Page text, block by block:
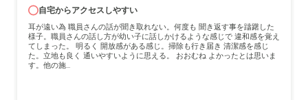
介護医療サービスについて
腰痛と便秘で長年悩んでいたが、必要な時はすぐに医療施
設と連携を取ってくれる。細かな連絡も助かる。
自宅からアクセスしやすい
耳が遠い為 職員さんの話が聞き取れない。何度も 聞き返す事を躊躇した
様子。職員さんの話し方が幼い子に話しかけるような感じで 違和感を覚え
てしまった。 明るく 開放感がある感じ。掃除も行き届き 清潔感を感じ
た。立地も良く 通いやすいように思える。 おおむね よかったとは思いま
す。他の施...